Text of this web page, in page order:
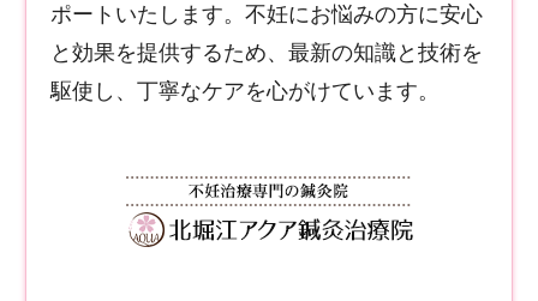
ポートいたします。不妊にお悩みの方に安心
と効果を提供するため、最新の知識と技術を
駆使し、丁寧なケアを心がけています。